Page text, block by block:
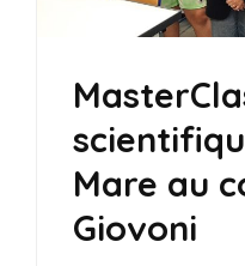
Mare au
Giovoni